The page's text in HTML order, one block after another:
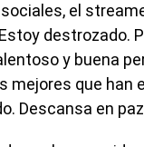
el
destrozado.
y buena
mejores que
Descansa en